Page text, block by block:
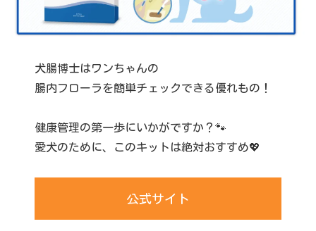
犬腸博士はワンちゃんの
腸内フローラを簡単チェックできる優れもの！
健康管理の第一歩にいかがですか？🐾
愛犬のために、このキットは絶対おすすめ💖
公式サイト